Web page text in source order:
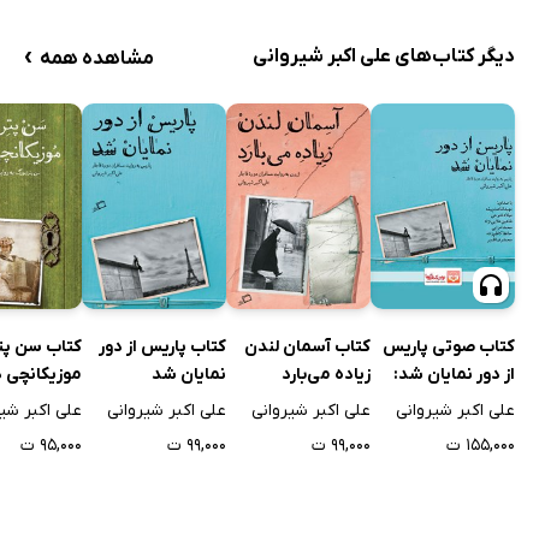
دیگر کتاب‌های علی اکبر شیروانی مشاهده همه ›
کتاب صوتی پاریس
از دور نمایان شد:
پاریس به روایت
علی اکبر شیروانی
۱۵۵,۰۰۰ ت
کتاب آسمان لندن
زیاده می‌بارد
علی اکبر شیروانی
۹۹,۰۰۰ ت
کتاب پاریس از دور
نمایان شد
علی اکبر شیروانی
۹۹,۰۰۰ ت
کتاب سن
موزیکانچی
علی اکبر
۹۵,۰۰۰ ت